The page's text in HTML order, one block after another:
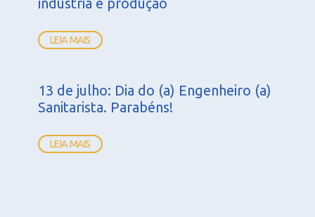
indústria e produção
LEIA MAIS
13 de julho: Dia do (a) Engenheiro (a)
Sanitarista. Parabéns!
LEIA MAIS